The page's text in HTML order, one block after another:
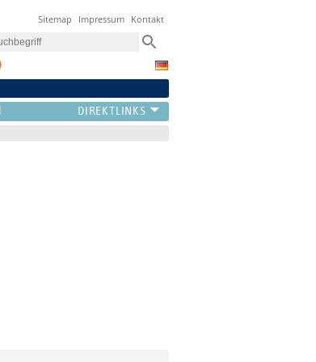
Sitemap Impressum Kontakt